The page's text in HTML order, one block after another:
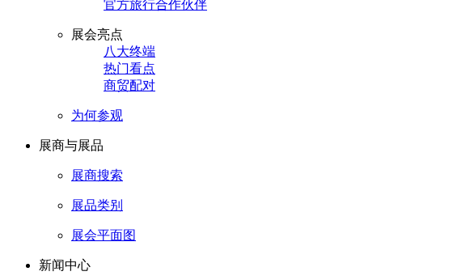
官方旅行合作伙伴
展会亮点
八大终端
热门看点
商贸配对
为何参观
展商与展品
展商搜索
展品类别
展会平面图
新闻中心